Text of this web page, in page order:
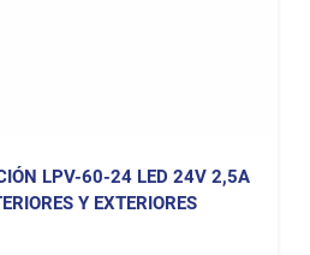
LPV-60-24 LED 24V 2,5A
Y EXTERIORES